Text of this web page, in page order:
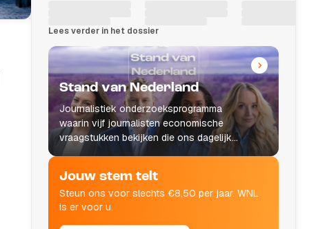
Lees verder in het dossier
Stand van Nederland
Journalistiek onderzoeksprogramma
waarin vijf journalisten economische
vraagstukken bekijken die ons dagelijks
leven raken.
Jouw stem telt
Steun ons voor slechts €8,50 per jaar. WNL
is er voor u.